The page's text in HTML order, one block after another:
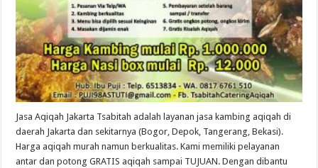
Jasa Aqiqah Jakarta Tsabitah adalah layanan jasa kambing aqiqah di
daerah Jakarta dan sekitarnya (Bogor, Depok, Tangerang, Bekasi).
Harga aqiqah murah namun berkualitas. Kami memiliki pelayanan
antar dan potong GRATIS aqiqah sampai TUJUAN. Dengan dibantu